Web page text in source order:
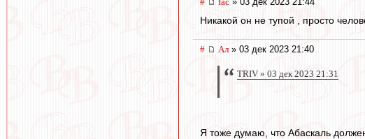
Никакой он не тупой , просто
# Ал » 03 дек 2023 21:40
TRIV » 03 дек 2023 21:31
Я тоже думаю, что Абаскаль